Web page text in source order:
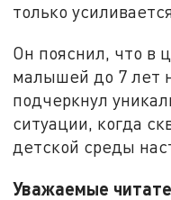
только
Он пояснил, что в
малышей до 7 лет
подчеркнул
ситуации, когда
детской среды
Уважаемые